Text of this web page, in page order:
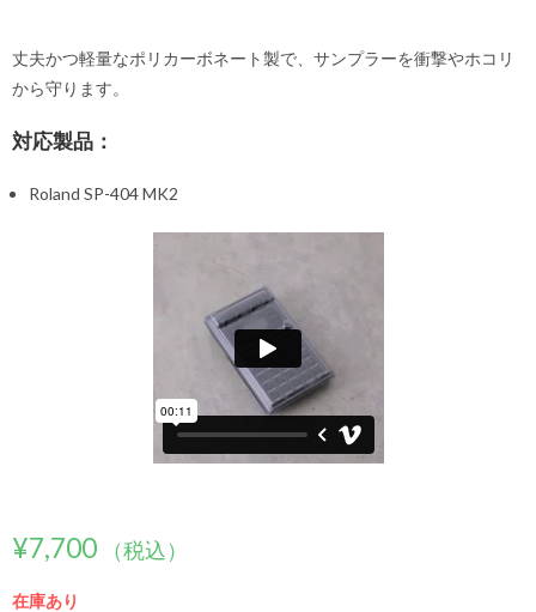
丈夫かつ軽量なポリカーボネート製で、サンプラーを衝撃やホコリ
から守ります。
対応製品：
Roland SP-404 MK2
¥7,700 （税込）
在庫あり